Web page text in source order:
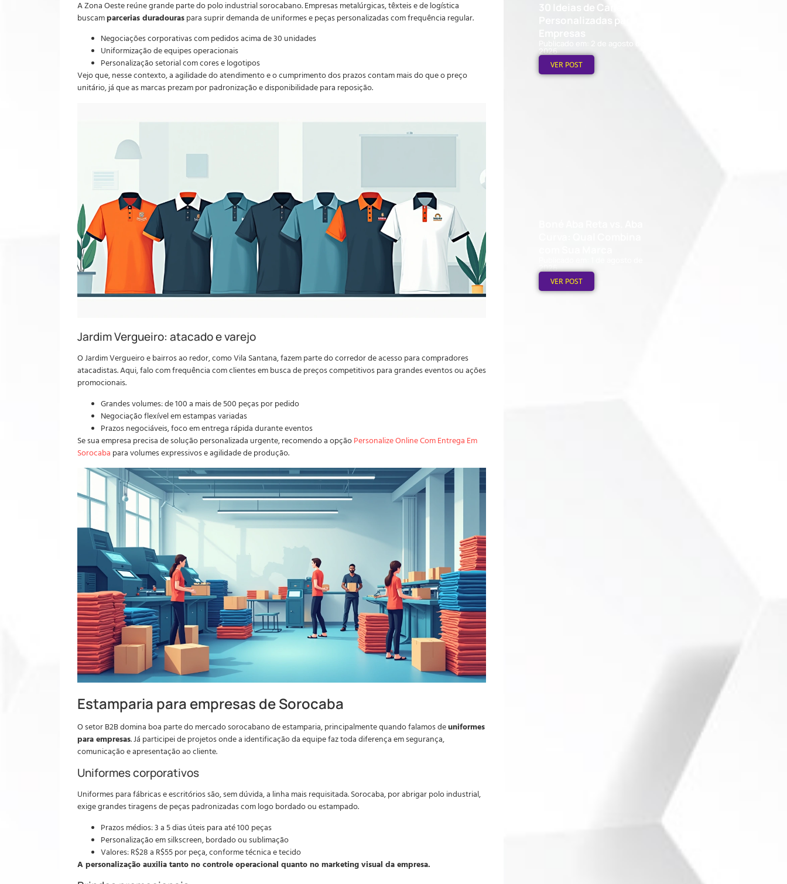
A Zona Oeste reúne grande parte do polo industrial sorocabano. Empresas metalúrgicas, têxteis e de logística
buscamparcerias duradouras para suprir demanda de uniformes e peças personalizadas com frequência regular.
Negociações corporativas com pedidos acima de 30 unidades
Uniformização de equipes operacionais
Personalização setorial com cores e logotipos
Vejo que, nesse contexto, a agilidade do atendimento e o cumprimento dos prazos contam mais do que o preço
unitário, já que as marcas prezam por padronização e disponibilidade para reposição.
Jardim Vergueiro: atacado e varejo
O Jardim Vergueiro e bairros ao redor, como Vila Santana, fazem parte do corredor de acesso para compradores
atacadistas. Aqui, falo com frequência com clientes em busca de preços competitivos para grandes eventos ou ações
promocionais.
Grandes volumes: de 100 a mais de 500 peças por pedido
Negociação flexível em estampas variadas
Prazos negociáveis, foco em entrega rápida durante eventos
Se sua empresa precisa de solução personalizada urgente, recomendo a opção Personalize Online Com Entrega Em
Sorocaba para volumes expressivos e agilidade de produção.
Estamparia para empresas de Sorocaba
O setor B2B domina boa parte do mercado sorocabano de estamparia, principalmente quando falamos deuniformes
para empresas. Já participei de projetos onde a identificação da equipe faz toda diferença em segurança,
comunicação e apresentação ao cliente.
Uniformes corporativos
Uniformes para fábricas e escritórios são, sem dúvida, a linha mais requisitada. Sorocaba, por abrigar polo industrial,
exige grandes tiragens de peças padronizadas com logo bordado ou estampado.
Prazos médios: 3 a 5 dias úteis para até 100 peças
Personalização em silkscreen, bordado ou sublimação
Valores: R$28 a R$55 por peça, conforme técnica e tecido
A personalização auxilia tanto no controle operacional quanto no marketing visual da empresa.
30 Ideias de Canecas
Personalizadas para
2026
VER POST
2026
VER POST